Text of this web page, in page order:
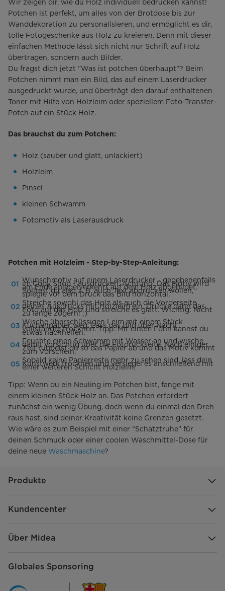
Wir zeigen dir, wie du Holz individuell bedrucken kannst!
Potchen ist perfekt, um alles von der Brotdose bis zur
Wanddekoration zu personalisieren, und ermöglicht es dir,
tolle Fotogeschenke aus Holz zu kreieren. Denn mit dieser
einfachen Methode lässt sich nicht nur Schrift auf Holz
übertragen, sondern auch Bilder.
Du fragst dich jetzt “Was ist potchen überhaupt”? Beim
Potchen nimmt man ein Bild, das auf einem Laserdrucker
ausgedruckt wurde, und überträgt den darauf enthaltenen
Toner mit Hilfe von Holzleim oder speziellem Foto-Transfer-
Potch auf ein Stück Holz.
Das brauchst du zum Potchen:
Holz (sauber und glatt, unlackiert)
Holzleim
Pinsel
kleinen Schwamm
Fotomotiv als Laserausdruck
Potchen mit Holzleim - Step-by-Step-Anleitung:
Wunschmotiv auf einem Laserdrucker - gegebenenfalls
im Copy Shop - ausdrucken. Achtung: Das Motiv wird
am Ende spiegelverkehrt auf dem Holz abgebildet.
Solltest du also z. B. auch Text abdrucken wollen,
spiegle vor dem Druck das Bild horizontal.
Streiche sowohl das Holz als auch die Vorderseite
deines Ausdrucks mit Holzleim ein. Drücke dann das
Foto auf das Holz und streiche es glatt. Wichtig: Nicht
zu lange zögern! ;)
Wische überschüssigen Leim mit einem Stück
Küchenpapier weg. Lass das Bild über Nacht
vollständig trocknen. Tipp: Mit einem Föhn kannst du
etwas nachhelfen.
Feuchte einen Schwamm mit Wasser an und wische
damit vorsichtig über die Fotorückseite. Nach einiger
Zeit rubbelst du so das Papier ab und das Motiv kommt
zum Vorschein.
Sobald keine Papierreste mehr zu sehen sind, lass dein
Kunstwerk trocknen und versiegel es anschließend mit
einer weiteren Schicht Holzleim.
Tipp: Wenn du ein Neuling im Potchen bist, fange mit
einem kleinen Stück Holz an. Das Potchen erfordert
zunächst ein wenig Übung, doch wenn du einmal den Dreh
raus hast, sind deiner Kreativität keine Grenzen gesetzt.
Wie wäre es zum Beispiel mit einer “Schatztruhe” für
deinen Schmuck oder einer coolen Waschmittel-Dose für
deine neue Waschmaschine?
Produkte
Kundencenter
Über Midea
Globales Sponsoring